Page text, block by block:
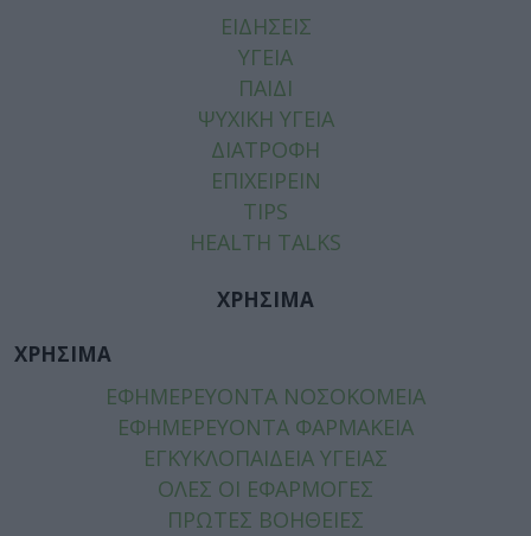
ΕΙΔΗΣΕΙΣ
ΥΓΕΙΑ
ΠΑΙΔΙ
ΨΥΧΙΚΗ ΥΓΕΙΑ
ΔΙΑΤΡΟΦΗ
ΕΠΙΧΕΙΡΕΙΝ
TIPS
HEALTH TALKS
ΧΡΗΣΙΜΑ
ΧΡΗΣΙΜΑ
ΕΦΗΜΕΡΕΥΟΝΤΑ ΝΟΣΟΚΟΜΕΙΑ
ΕΦΗΜΕΡΕΥΟΝΤΑ ΦΑΡΜΑΚΕΙΑ
ΕΓΚΥΚΛΟΠΑΙΔΕΙΑ ΥΓΕΙΑΣ
ΟΛΕΣ ΟΙ ΕΦΑΡΜΟΓΕΣ
ΠΡΩΤΕΣ ΒΟΗΘΕΙΕΣ